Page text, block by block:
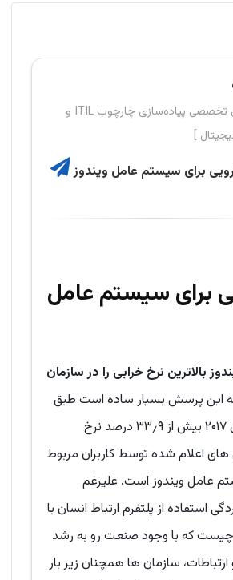
[ مجری تخصصی پیاده‌سازی چارچوب ITIL و
]
برای سیستم عامل ویندوز
برای سیستم عامل
بالاترین نرخ خرابی را در سازمان
این پرسش بسیار ساده است طبق
آمار گارتنر در سال ۲۰۱۷ بیش از ۳۳٫۹ درصد نرخ
اعلام شده توسط کاربران مربوط
عامل ویندوز است. علیرغم
استفاده از پلتفرم ارتباط انسان با
که با وجود صنعت رو به رشد
سازمان ها همچنان زیر بار